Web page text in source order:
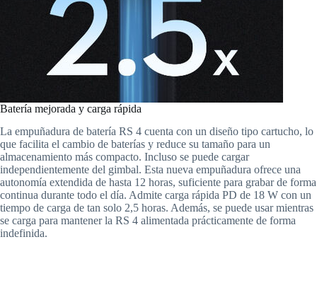
Batería mejorada y carga rápida
La empuñadura de batería RS 4 cuenta con un diseño tipo cartucho, lo
que facilita el cambio de baterías y reduce su tamaño para un
almacenamiento más compacto. Incluso se puede cargar
independientemente del gimbal. Esta nueva empuñadura ofrece una
autonomía extendida de hasta 12 horas, suficiente para grabar de forma
continua durante todo el día. Admite carga rápida PD de 18 W con un
tiempo de carga de tan solo 2,5 horas. Además, se puede usar mientras
se carga para mantener la RS 4 alimentada prácticamente de forma
indefinida.